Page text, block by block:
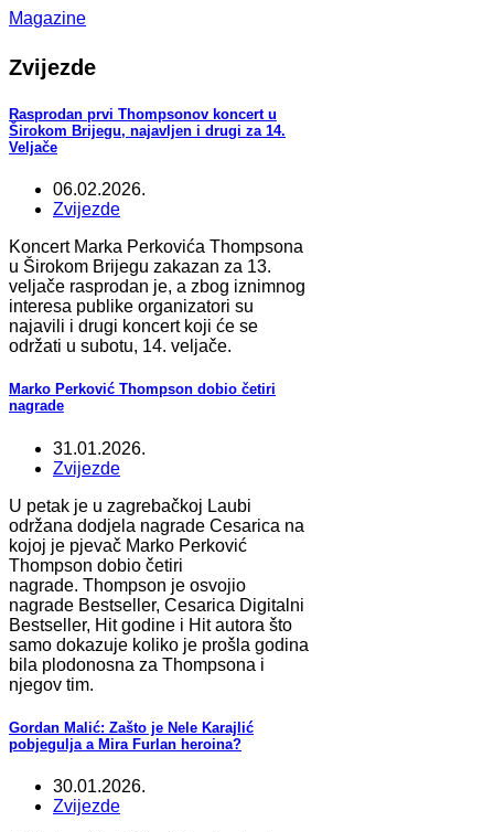
Magazine
Zvijezde
Rasprodan prvi Thompsonov koncert u
Širokom Brijegu, najavljen i drugi za 14.
Veljače
06.02.2026.
Zvijezde
Koncert Marka Perkovića Thompsona
u Širokom Brijegu zakazan za 13.
veljače rasprodan je, a zbog iznimnog
interesa publike organizatori su
najavili i drugi koncert koji će se
održati u subotu, 14. veljače.
Marko Perković Thompson dobio četiri
nagrade
31.01.2026.
Zvijezde
U petak je u zagrebačkoj Laubi
održana dodjela nagrade Cesarica na
kojoj je pjevač Marko Perković
Thompson dobio četiri
nagrade. Thompson je osvojio
nagrade Bestseller, Cesarica Digitalni
Bestseller, Hit godine i Hit autora što
samo dokazuje koliko je prošla godina
bila plodonosna za Thompsona i
njegov tim.
Gordan Malić: Zašto je Nele Karajlić
pobjegulja a Mira Furlan heroina?
30.01.2026.
Zvijezde